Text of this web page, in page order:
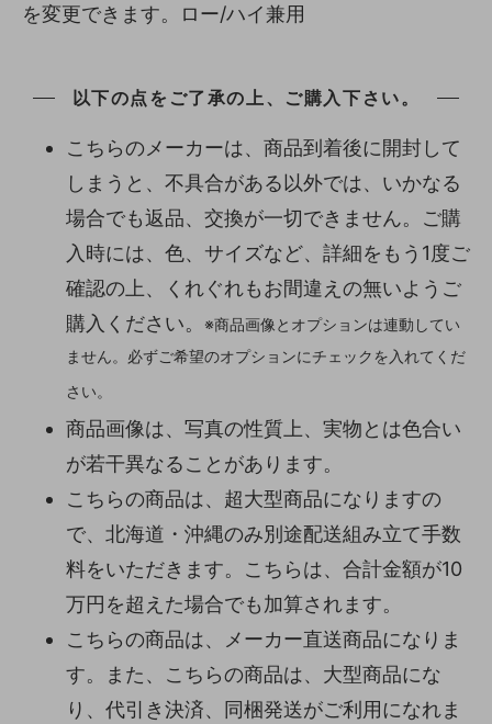
を変更できます。ロー/ハイ兼用
以下の点をご了承の上、ご購入下さい。
こちらのメーカーは、商品到着後に開封して
しまうと、不具合がある以外では、いかなる
場合でも返品、交換が一切できません。ご購
入時には、色、サイズなど、詳細をもう1度ご
確認の上、くれぐれもお間違えの無いようご
購入ください。
※商品画像とオプションは連動してい
ません。必ずご希望のオプションにチェックを入れてくだ
さい。
商品画像は、写真の性質上、実物とは色合い
が若干異なることがあります。
こちらの商品は、超大型商品になりますの
で、北海道・沖縄のみ別途配送組み立て手数
料をいただきます。こちらは、合計金額が10
万円を超えた場合でも加算されます。
こちらの商品は、メーカー直送商品になりま
す。また、こちらの商品は、大型商品にな
り、代引き決済、同梱発送がご利用になれま